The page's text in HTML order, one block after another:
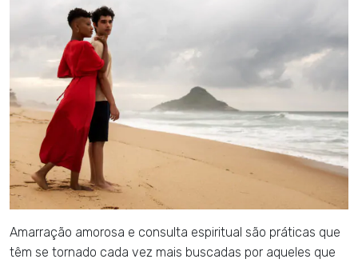
Amarração amorosa e consulta espiritual são práticas que
têm se tornado cada vez mais buscadas por aqueles que